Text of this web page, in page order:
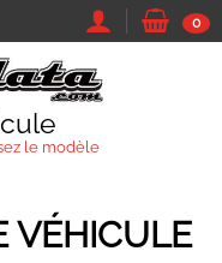
0
le modèle
VÉHICULE